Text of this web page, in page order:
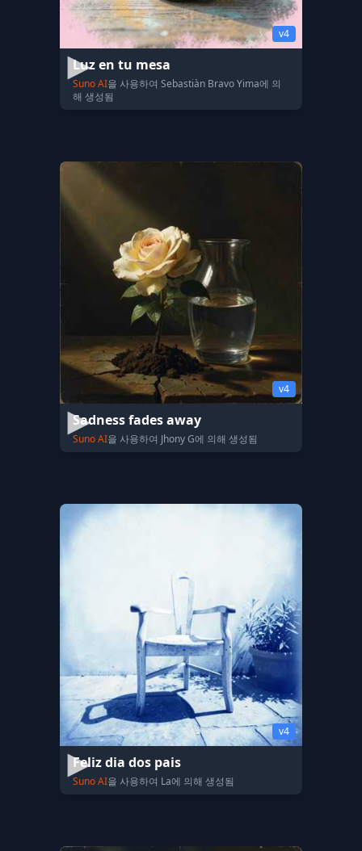
v4
Luz en tu mesa
Suno AI을 사용하여 Sebastiàn Bravo Yima에 의
해 생성됨
v4
Sadness fades away
Suno AI을 사용하여 Jhony G에 의해 생성됨
v4
Feliz dia dos pais
Suno AI을 사용하여 La에 의해 생성됨